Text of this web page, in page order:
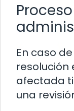
En caso
resolución
afectada
una